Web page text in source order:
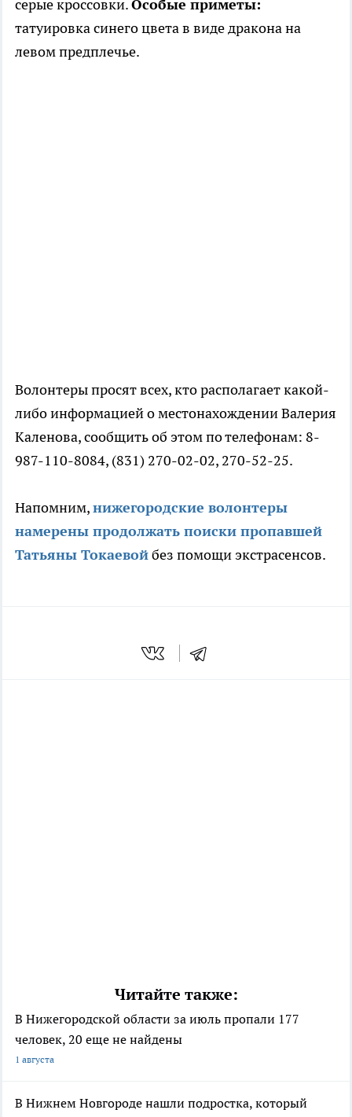
серые кроссовки.Особые приметы:
татуировка синего цвета в виде дракона на
левом предплечье.
Волонтеры просят всех, кто располагает какой-
либо информацией о местонахождении Валерия
Каленова, сообщить об этом по телефонам: 8-
987-110-8084, (831) 270-02-02, 270-52-25.
Напомним,нижегородские волонтеры
намерены продолжать поиски пропавшей
Татьяны Токаевойбез помощи экстрасенсов.
Читайте также:
В Нижегородской области за июль пропали 177
человек, 20 еще не найдены
1 августа
В Нижнем Новгороде нашли подростка, который